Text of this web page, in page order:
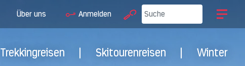
Über uns Anmelden
Trekkingreisen Skitourenreisen Winter